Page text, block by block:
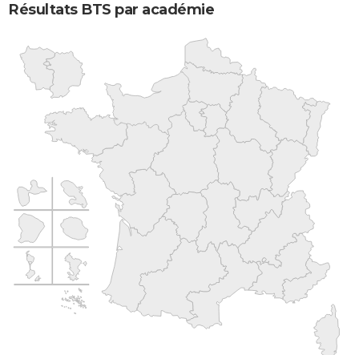
Résultats BTS par académie